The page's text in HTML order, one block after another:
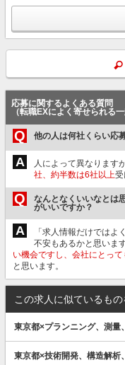
応募に関するよくある質問
（転職EXによく寄せられる一
Q 他の人は何社くらい応
A 人によって異なりますが
社、約半数は6社以上受
Q
なんとなくいいなとは
がいいですか？
A
「求人情報だけではよ
不安もあるかと思います
い機会ですし、会社にとっ
と思います。
この求人に似ているもの
東京都×プランニング、測量
東京都×技術開発、構造解析